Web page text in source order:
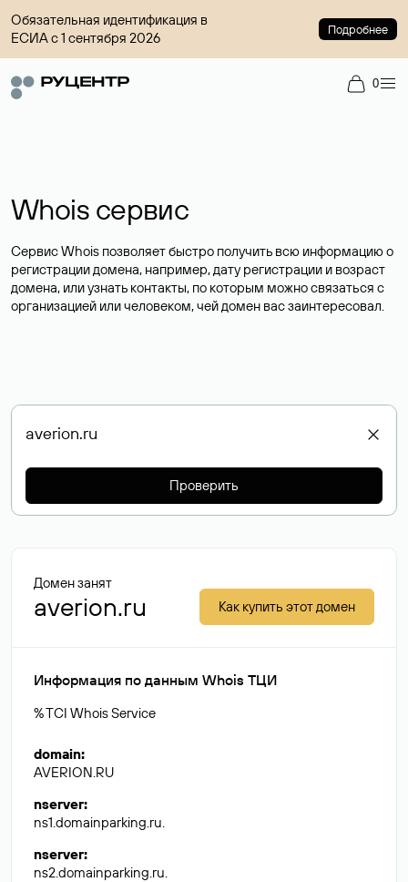
Обязательная идентификация в
ЕСИА с 1 сентября 2026
Подробнее
0
Whois сервис
Сервис Whois позволяет быстро получить всю информацию о
регистрации домена, например, дату регистрации и возраст
домена, или узнать контакты, по которым можно связаться с
организацией или человеком, чей домен вас заинтересовал.
Проверить
Домен занят
averion.ru Как купить этот домен
Информация по данным Whois ТЦИ
% TCI Whois Service
domain:
AVERION.RU
nserver:
ns1.domainparking.ru.
nserver:
ns2.domainparking.ru.